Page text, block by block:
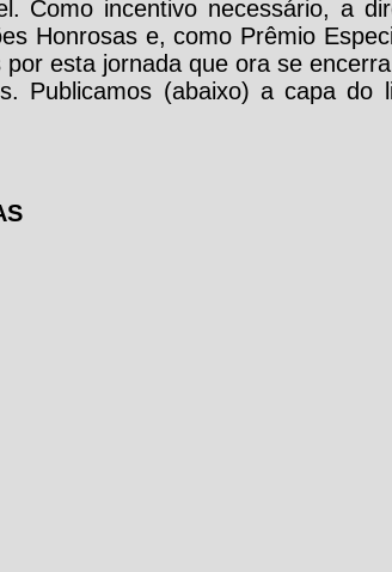
Como incentivo necessário, a
Honrosas e, como Prêmio
esta jornada que ora se
Publicamos (abaixo) a capa do